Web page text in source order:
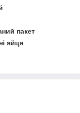
пакет
яйця